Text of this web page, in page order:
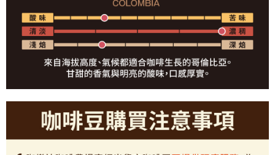
４．使用「AFTEE先享後付」時，將依據個別帳號之用戶狀況，依本公司即
時審查核予不同之上限額度；若仍有額度不足之情形，本公司將視審查結果
請求用戶進行身份認證。
５．嚴禁一人註冊多個帳號或使用他人資訊註冊。若發現惡意使用之情形，
恩沛科技股份有限公司將有權停止該用戶之使用額度並採取法律行動。